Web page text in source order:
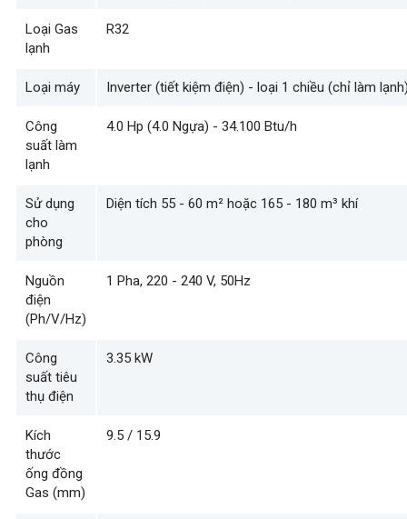
Loại Gas
lạnh
R32
Loại máy Inverter (tiết kiệm điện) - loại 1 chiều (chỉ làm
Công
suất làm
lạnh
4.0 Hp (4.0 Ngựa) - 34.100 Btu/h
Sử dụng
cho
phòng
Diện tích 55 - 60 m² hoặc 165 - 180 m³ khí
Nguồn
điện
(Ph/V/Hz)
1 Pha, 220 - 240 V, 50Hz
Công
suất tiêu
thụ điện
3.35 kW
Kích
thước
ống đồng
Gas (mm)
9.5 / 15.9